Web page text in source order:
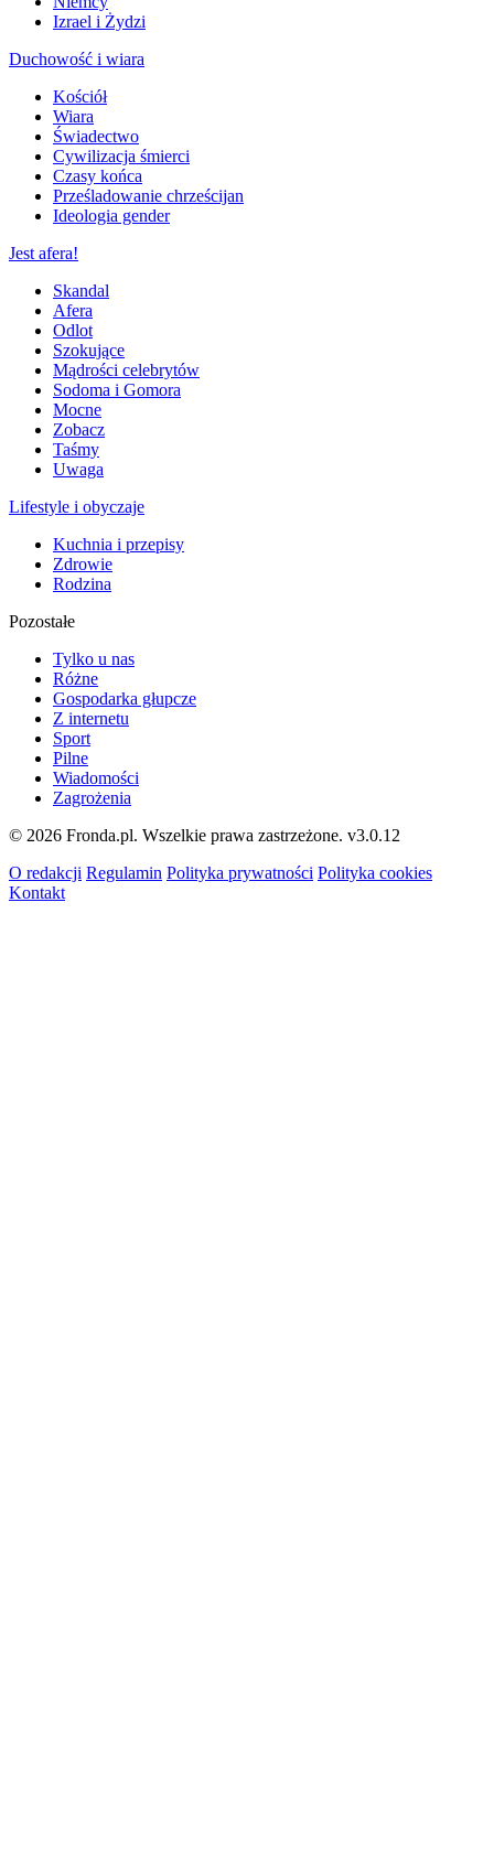
Izrael i Żydzi
Duchowość i wiara
Kościół
Wiara
Świadectwo
Cywilizacja śmierci
Czasy końca
Prześladowanie chrześcijan
Ideologia gender
Jest afera!
Skandal
Afera
Odlot
Szokujące
Mądrości celebrytów
Sodoma i Gomora
Mocne
Zobacz
Taśmy
Uwaga
Lifestyle i obyczaje
Kuchnia i przepisy
Zdrowie
Rodzina
Pozostałe
Tylko u nas
Różne
Gospodarka głupcze
Z internetu
Sport
Pilne
Wiadomości
Zagrożenia
© 2026 Fronda.pl. Wszelkie prawa zastrzeżone. v3.0.12
O redakcji Regulamin Polityka prywatności Polityka cookies
Kontakt